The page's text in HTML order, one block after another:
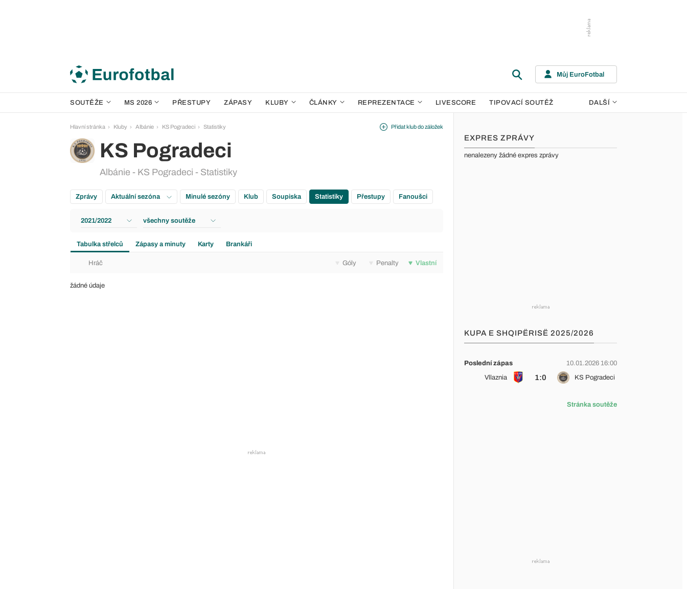
Můj EuroFotbal
SOUTĚŽE MS 2026 PŘESTUPY ZÁPASY KLUBY ČLÁNKY REPREZENTACE LIVESCORE TIPOVACÍ SOUTĚŽ DALŠÍ
Hlavní stránka Kluby Albánie KS Pogradeci Statistiky
KS Pogradeci
Albánie - KS Pogradeci - Statistiky
Přidat klub do záložek
Zprávy Aktuální sezóna Minulé sezóny Klub Soupiska Statistiky Přestupy Fanoušci
2021/2022 všechny soutěže
Tabulka střelců Zápasy a minuty Karty Brankáři
Hráč Góly Penalty Vlastní
žádné údaje
EXPRES ZPRÁVY
nenalezeny žádné expres zprávy
KUPA E SHQIPËRISË 2025/2026
Poslední zápas
10.01.2026 16:00
Vllaznia
1:0 KS Pogradeci
Stránka soutěže